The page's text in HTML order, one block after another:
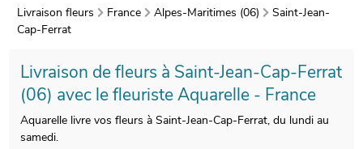
Livraison fleurs France Alpes-Maritimes (06)
Saint-Jean-
Cap-Ferrat
Livraison de fleurs à Saint-Jean-Cap-Ferrat
(06) avec le fleuriste Aquarelle - France
Aquarelle livre vos fleurs à Saint-Jean-Cap-Ferrat, du lundi au
samedi.